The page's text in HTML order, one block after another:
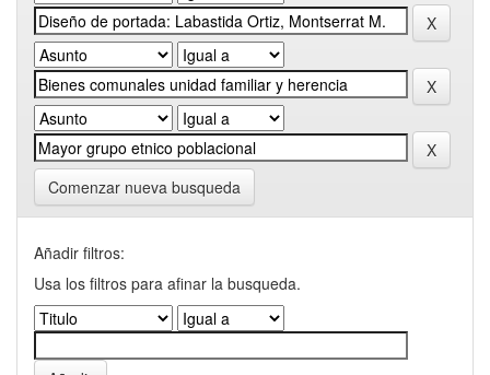
Comenzar nueva busqueda
Añadir filtros:
Usa los filtros para afinar la busqueda.